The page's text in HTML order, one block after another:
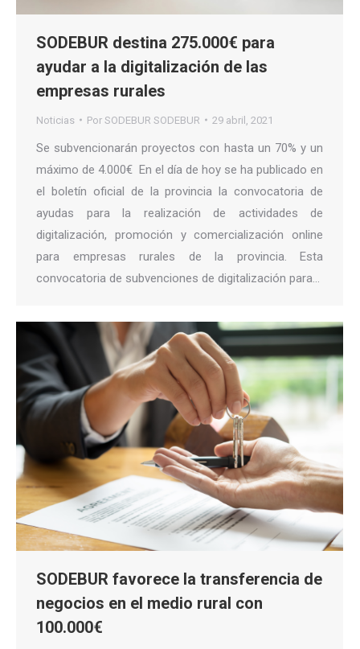
SODEBUR destina 275.000€ para
ayudar a la digitalización de las
empresas rurales
Noticias Por SODEBUR SODEBUR 29 abril, 2021
Se subvencionarán proyectos con hasta un 70% y un
máximo de 4.000€ En el día de hoy se ha publicado en
el boletín oficial de la provincia la convocatoria de
ayudas para la realización de actividades de
digitalización, promoción y comercialización online
para empresas rurales de la provincia. Esta
convocatoria de subvenciones de digitalización para…
SODEBUR favorece la transferencia de
negocios en el medio rural con
100.000€